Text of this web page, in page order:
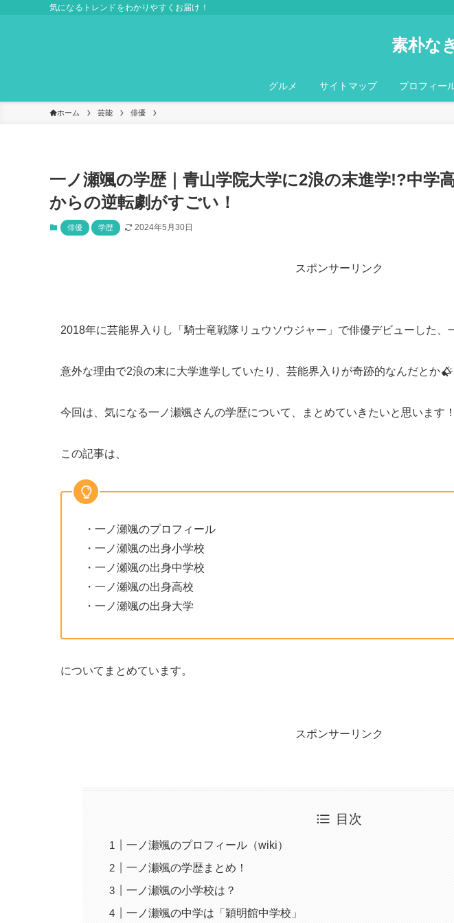
気になるトレンドをわかりやすくお届け！
素朴な
グルメ サイトマップ プロフィー
ホーム 芸能 俳優
一ノ瀬颯の学歴｜青山学院大学に2浪の末進学!?中学
からの逆転劇がすごい！
俳優 学歴 2024年5月30日
スポンサーリンク
2018年に芸能界入りし「騎士竜戦隊リュウソウジャー」で俳優デビューした、
意外な理由で2浪の末に大学進学していたり、芸能界入りが奇跡的なんだとか
今回は、気になる一ノ瀬颯さんの学歴について、まとめていきたいと思います！
この記事は、
・一ノ瀬颯のプロフィール
・一ノ瀬颯の出身小学校
・一ノ瀬颯の出身中学校
・一ノ瀬颯の出身高校
・一ノ瀬颯の出身大学
についてまとめています。
スポンサーリンク
目次
一ノ瀬颯のプロフィール（wiki）
一ノ瀬颯の学歴まとめ！
一ノ瀬颯の小学校は？
一ノ瀬颯の中学は「穎明館中学校」